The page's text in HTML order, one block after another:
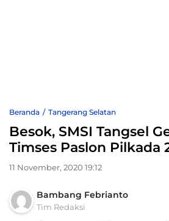
Beranda Tangerang Selatan
Besok, SMSI Tangsel
Timses Paslon Pilkada
11 November, 2020 19:12
Bambang Febrianto
Tim Redaksi